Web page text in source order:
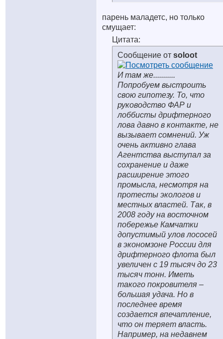
парень маладетс, но только
смущает:
Цитата:
Сообщение от soloot
И там же...........
Попробуем выстроить
свою гипотезу. То, что
руководство ФАР и
лоббисты дрифтерного
лова давно в контакте, не
вызывает сомнений. Уж
очень активно глава
Агентства выступал за
сохранение и даже
расширение этого
промысла, несмотря на
протесты экологов и
местных властей. Так, в
2008 году на восточном
побережье Камчатки
допустимый улов лососей
в экономзоне России для
дрифтерного флота был
увеличен с 19 тысяч до 23
тысяч тонн. Иметь
такого покровителя –
большая удача. Но в
последнее время
создается впечатление,
что он теряет власть.
Например, на недавнем